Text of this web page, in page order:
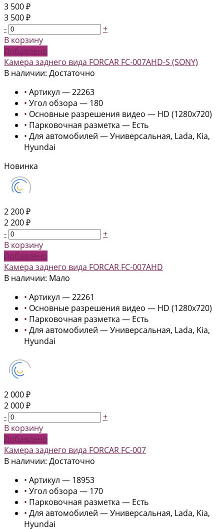
3 500 ₽
3 500 ₽
-
+
В корзину
Добавлено
Камера заднего вида FORCAR FC-007AHD-S (SONY)
В наличии: Достаточно
• Артикул — 22263
• Угол обзора — 180
• Основные разрешения видео — HD (1280x720)
• Парковочная разметка — Есть
• Для автомобилей — Универсальная, Lada, Kia,
Hyundai
Новинка
2 200 ₽
2 200 ₽
-
+
В корзину
Добавлено
Камера заднего вида FORCAR FC-007AHD
В наличии: Мало
• Артикул — 22261
• Основные разрешения видео — HD (1280x720)
• Парковочная разметка — Есть
• Для автомобилей — Универсальная, Lada, Kia,
Hyundai
2 000 ₽
2 000 ₽
-
+
В корзину
Добавлено
Камера заднего вида FORCAR FC-007
В наличии: Достаточно
• Артикул — 18953
• Угол обзора — 170
• Парковочная разметка — Есть
• Для автомобилей — Универсальная, Lada, Kia,
Hyundai